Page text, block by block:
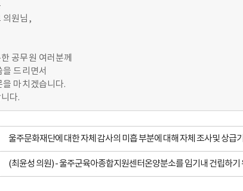
의원님,
공무원 여러분께
드리면서
을 마치겠습니다.
다.
울주문화재단에 대한 자체 감사의 미흡 부분에 대해 자체 조사및 상
(최윤성 의원) - 울주군육아종합지원센터온양분소를 임기내 건립하